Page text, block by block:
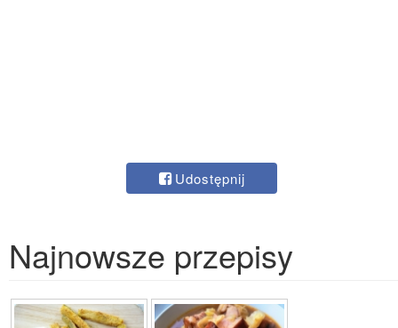
Udostępnij
Najnowsze przepisy